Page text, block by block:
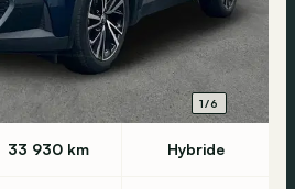
1/6
33 930 km Hybride